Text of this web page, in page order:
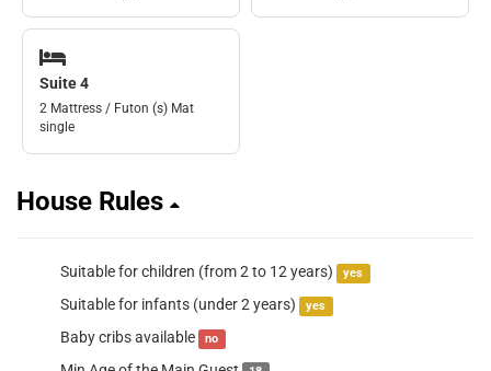
Suite 4
2 Mattress / Futon (s) Mat
single
House Rules
Suitable for children (from 2 to 12 years) yes
Suitable for infants (under 2 years) yes
Baby cribs available no